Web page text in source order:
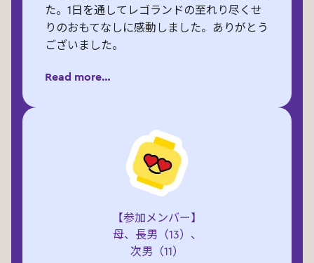
た。1日を通してレゴランドの至れり尽くせ
りのおもてなしに感動しました。ありがとう
ございました。
Q. 最後に一言
とって一生忘れられない夏の思い出になりま
暑い中笑顔で対応してくださった全てのスタ
ッフの皆様に感謝申し上げます。
Read more…
【参加メンバー】
母、長男（13）、
次男（11）